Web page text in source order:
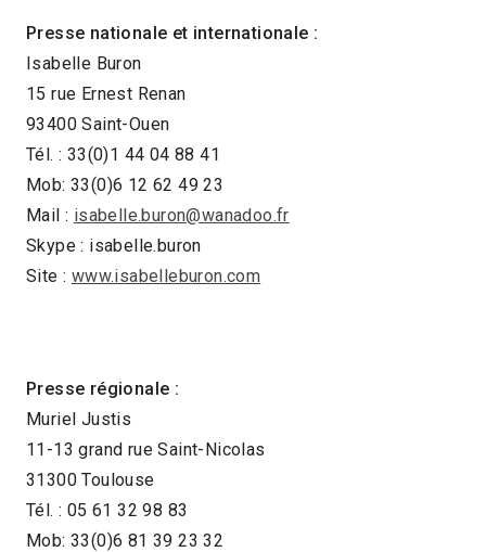
Presse nationale et internationale :
Isabelle Buron
15 rue Ernest Renan
93400 Saint-Ouen
Tél. : 33(0)1 44 04 88 41
Mob: 33(0)6 12 62 49 23
Mail : isabelle.buron@wanadoo.fr
Skype : isabelle.buron
Site : www.isabelleburon.com
Presse régionale :
Muriel Justis
11-13 grand rue Saint-Nicolas
31300 Toulouse
Tél. : 05 61 32 98 83
Mob: 33(0)6 81 39 23 32